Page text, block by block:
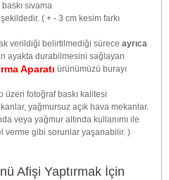
sıvama
( + - 3 cm kesim farkı
verildiği belirtilmediği sürece ayrıca
ayakta durabilmesini sağlayan
Aparatı ürünümüzü burayı
üzeri fotoğraf baskı kalitesi
yağmursuz açık hava mekanlar.
veya yağmur altında kullanımı ile
verme gibi sorunlar yaşanabilir. )
Afişi Yaptırmak İçin